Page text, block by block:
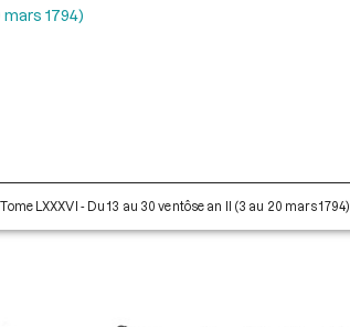
1794)
Tome LXXXVI - Du 13 au 30 ventôse an II (3 au 20 mars 1794)